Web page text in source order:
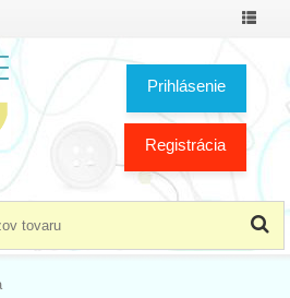
Prepnúť
Prihlásenie
Registrácia